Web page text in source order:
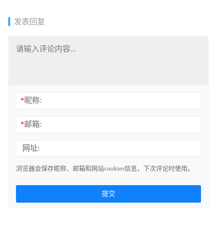
发表回复
*昵称:
*邮箱:
网址:
浏览器会保存昵称、邮箱和网站cookies信息，下次评论时使用。